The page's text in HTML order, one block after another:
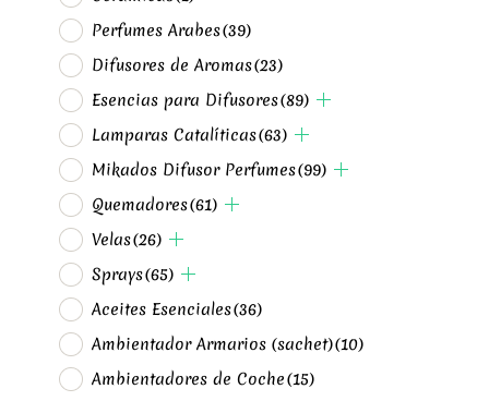
Perfumes Arabes(39)
Difusores de Aromas(23)
Esencias para Difusores(89)
Lamparas Catalíticas(63)
Mikados Difusor Perfumes(99)
Quemadores(61)
Velas(26)
Sprays(65)
Aceites Esenciales(36)
Ambientador Armarios (sachet)(10)
Ambientadores de Coche(15)